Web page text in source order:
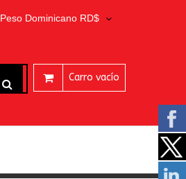
Peso Dominicano RD$
Carro vacío